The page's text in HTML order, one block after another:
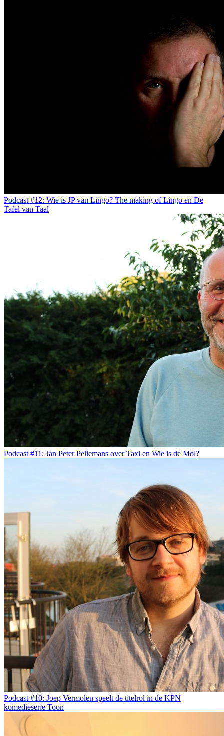
Podcast #12: Wie is JP van Lingo? The making of Lingo en De
Tafel van Taal
Podcast #11: Jan Peter Pellemans over Taxi en Wie is de Mol?
Podcast #10: Joep Vermolen speelt de titelrol in de KPN
komedieserie Toon